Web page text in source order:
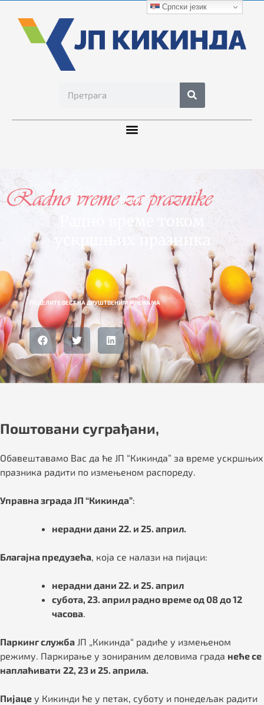
Вести
Радно време током
ускршњих празника
ПОДЕЛИТЕ ВЕСТ НА ДРУШТВЕНИМ МРЕЖАМА
Поштовани суграђани,
Обавештавамо Вас да ће ЈП “Кикинда” за време ускршњих
празника радити по измењеном распореду.
Управна зграда ЈП “Кикинда”:
нерадни дани 22. и 25. април.
Благајна предузећа, која се налази на пијаци:
нерадни дани 22. и 25. април
субота, 23. април радно време од 08 до 12
часова.
Паркинг служба ЈП „Кикинда“ радиће у измењеном
режиму. Паркирање у зонираним деловима града неће се
наплаћивати 22, 23 и 25. априла.
Пијаце у Кикинди ће у петак, суботу и понедељак радити
Српски језик